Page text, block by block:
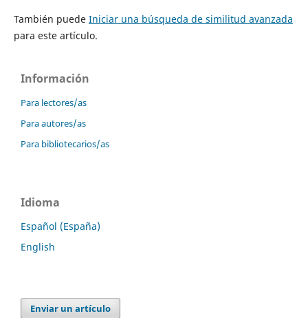
También puede Iniciar una búsqueda de similitud avanzada
para este artículo.
Información
Para lectores/as
Para autores/as
Para bibliotecarios/as
Idioma
Español (España)
English
Enviar un artículo